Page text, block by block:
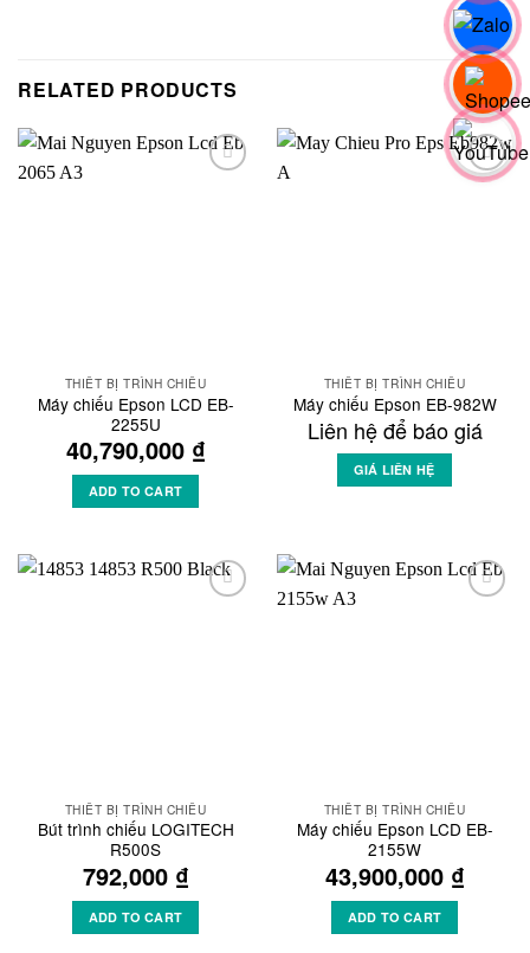
RELATED PRODUCTS
THIẾT BỊ TRÌNH CHIẾU
Máy chiếu Epson LCD EB-
2255U
40,790,000 ₫
ADD TO CART
Add to
THIẾT BỊ TRÌNH CHIẾU
Máy chiếu Epson EB-982W
Liên hệ để báo giá
GIÁ LIÊN HỆ
THIẾT BỊ TRÌNH CHIẾU
Bút trình chiếu LOGITECH
R500S
792,000 ₫
ADD TO CART
THIẾT BỊ TRÌNH CHIẾU
Máy chiếu Epson LCD EB-
2155W
43,900,000 ₫
ADD TO CART